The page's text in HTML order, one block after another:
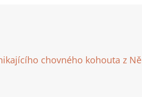
chovného kohouta z